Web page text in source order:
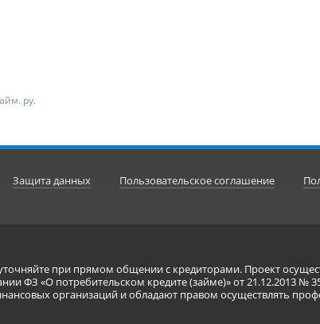
ру.
Защита данных Пользовательское соглашение
при прямом общении с кредиторами. Проект
ФЗ «О потребительском кредите (займе)» от 21.12.2013 №
организаций и обладают правом осуществлять